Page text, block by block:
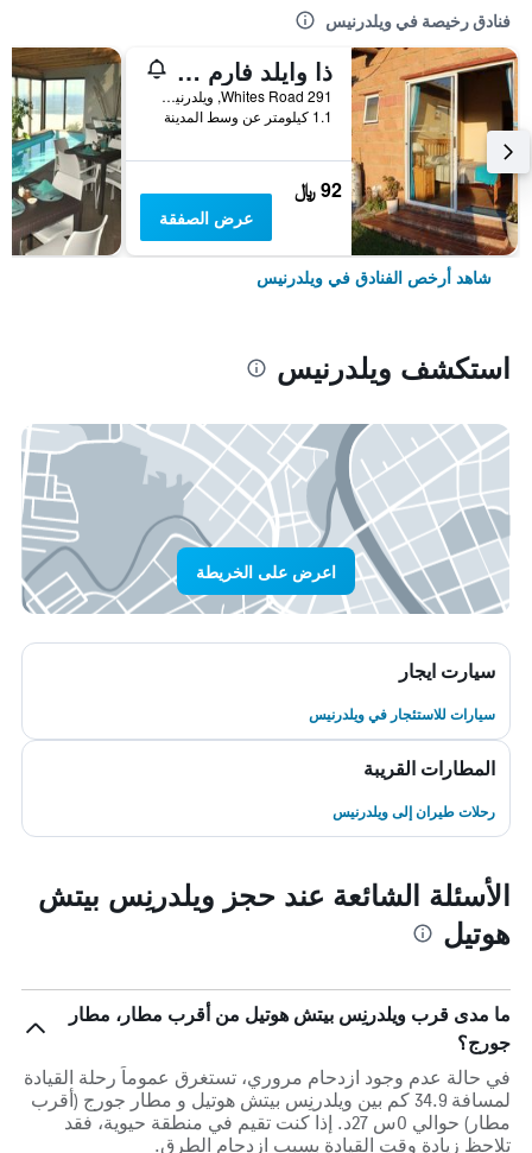
فنادق رخيصة في ويلدرنيس
ذا وايلد فارم - هوستل
291 Whites Road, ويلدرنيس, محافظة كيب الغربية, جنوب أفريقيا
1.1 كيلومتر عن وسط المدينة
92 ﷼
عرض الصفقة
شاهد أرخص الفنادق في ويلدرنيس
استكشف ويلدرنيس
اعرض على الخريطة
سيارت ايجار
سيارات للاستئجار في ويلدرنيس
المطارات القريبة
رحلات طيران إلى ويلدرنيس
الأسئلة الشائعة عند حجز ويلدرنِس بيتش
هوتيل
ما مدى قرب ويلدرنِس بيتش هوتيل من أقرب مطار، مطار
جورج؟
في حالة عدم وجود ازدحام مروري، تستغرق عموماً رحلة القيادة
لمسافة 34.9 كم بين ويلدرنِس بيتش هوتيل و مطار جورج (أقرب
مطار) حوالي 0س 27د. إذا كنت تقيم في منطقة حيوية، فقد
تلاحظ زيادة وقت القيادة بسبب ازدحام الطرق.